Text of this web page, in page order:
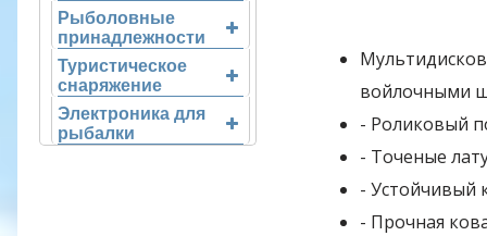
Рыболовные
принадлежности
Туристическое
снаряжение
Электроника для
рыбалки
войлочными
- Роликовый
- Точеные
- Устойчивый
- Прочная